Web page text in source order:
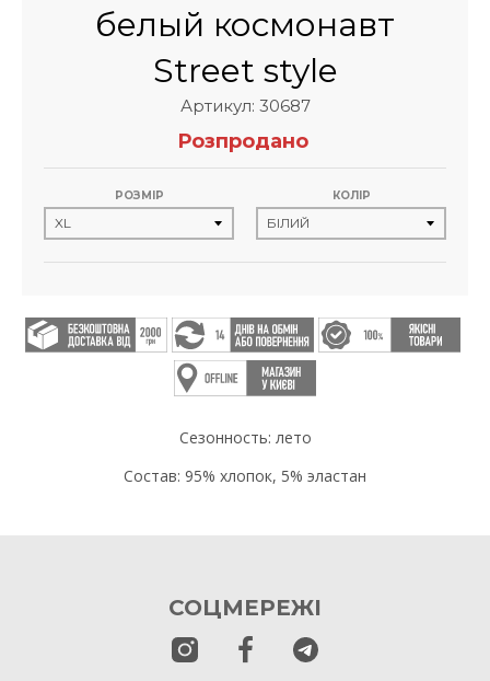
белый космонавт
Street style
Артикул: 30687
Розпродано
РОЗМІР КОЛІР
Сезонность: лето
Состав: 95% хлопок, 5% эластан
СОЦМЕРЕЖІ